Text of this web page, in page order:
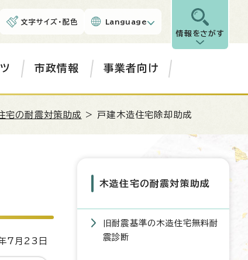
文字サイズ・配色 Language
情報をさがす
市政情報 事業者向け
宅の耐震対策助成 > 戸建木造住宅除却助成
7月23日
木造住宅の耐震対策助成
旧耐震基準の木造住宅無料耐
震診断